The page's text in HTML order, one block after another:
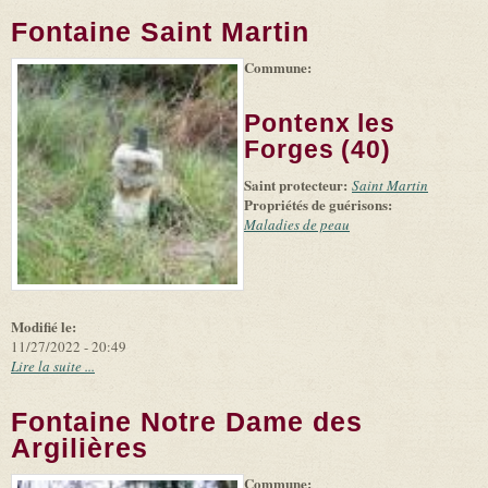
Fontaine Saint Martin
-
Leaflet (link is
|
Tiles
(link is
external)
©
Microsoft
and
suppliers
Modifié le:
11/27/2022 - 20:49
Commune:
Pontenx les
Forges (40)
Saint protecteur: Saint Martin
Propriétés de guérisons:
Maladies de peau
Lire la suite ...
Fontaine Notre Dame des
Argilières
Leaflet (link is
|
Commune: